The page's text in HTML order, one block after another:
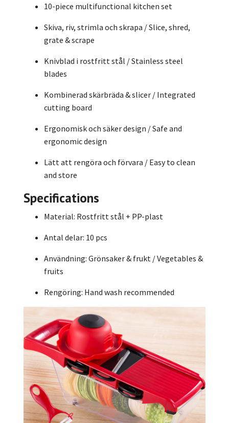
10-piece multifunctional kitchen set
Skiva, riv, strimla och skrapa / Slice, shred,
grate & scrape
Knivblad i rostfritt stål / Stainless steel
blades
Kombinerad skärbräda & slicer / Integrated
cutting board
Ergonomisk och säker design / Safe and
ergonomic design
Lätt att rengöra och förvara / Easy to clean
and store
Specifications
Material: Rostfritt stål + PP-plast
Antal delar: 10 pcs
Användning: Grönsaker & frukt / Vegetables &
fruits
Rengöring: Hand wash recommended